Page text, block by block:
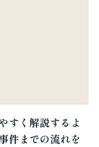
すく解説するよ
件までの流れを